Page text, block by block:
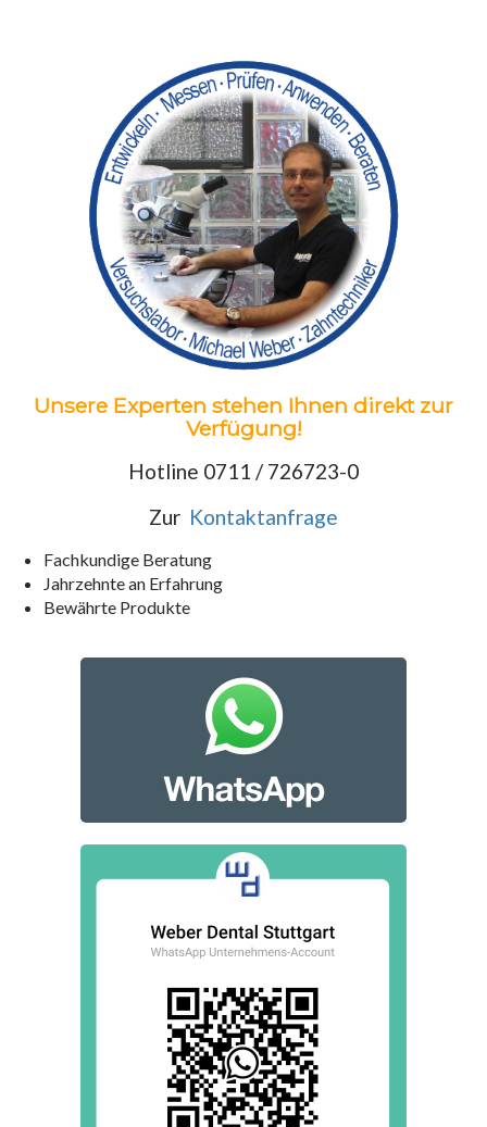
Unsere Experten stehen Ihnen direkt zur
Verfügung!
Hotline 0711 / 726723-0
Zur Kontaktanfrage
Fachkundige Beratung
Jahrzehnte an Erfahrung
Bewährte Produkte